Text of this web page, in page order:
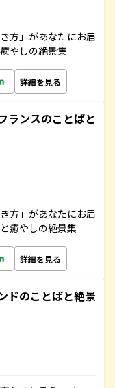
方」があなたにお届
やしの絶景集
詳細を見る
ランスのことばと
方」があなたにお届
癒やしの絶景集
詳細を見る
ドのことばと絶景